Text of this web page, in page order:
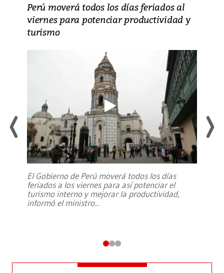
Perú moverá todos los días feriados al
viernes para potenciar productividad y
turismo
El Gobierno de Perú moverá todos los días
feriados a los viernes para así potenciar el
turismo interno y mejorar la productividad,
informó el ministro...